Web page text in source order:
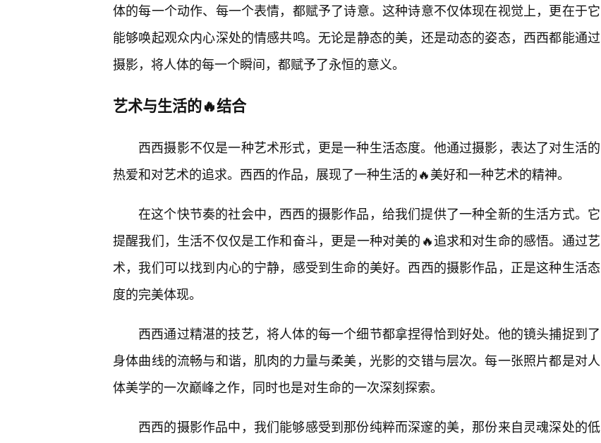
体的每一个动作、每一个表情，都赋予了诗意。这种诗意不仅体现在视觉上，更在于它
能够唤起观众内心深处的情感共鸣。无论是静态的美，还是动态的姿态，西西都能通过
摄影，将人体的每一个瞬间，都赋予了永恒的意义。
艺术与生活的🔥结合
西西摄影不仅是一种艺术形式，更是一种生活态度。他通过摄影，表达了对生活的
热爱和对艺术的追求。西西的作品，展现了一种生活的🔥美好和一种艺术的精神。
在这个快节奏的社会中，西西的摄影作品，给我们提供了一种全新的生活方式。它
提醒我们，生活不仅仅是工作和奋斗，更是一种对美的🔥追求和对生命的感悟。通过艺
术，我们可以找到内心的宁静，感受到生命的美好。西西的摄影作品，正是这种生活态
度的完美体现。
西西通过精湛的技艺，将人体的每一个细节都拿捏得恰到好处。他的镜头捕捉到了
身体曲线的流畅与和谐，肌肉的力量与柔美，光影的交错与层次。每一张照片都是对人
体美学的一次巅峰之作，同时也是对生命的一次深刻探索。
西西的摄影作品中，我们能够感受到那份纯粹而深邃的美，那份来自灵魂深处的低